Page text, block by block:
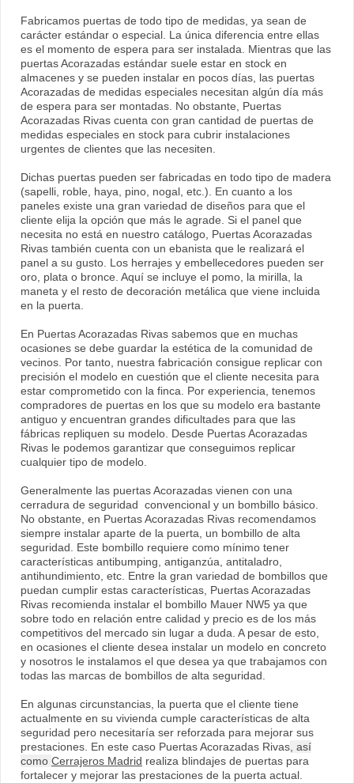
Fabricamos puertas de todo tipo de medidas, ya sean de
carácter estándar o especial. La única diferencia entre ellas
es el momento de espera para ser instalada. Mientras que las
puertas Acorazadas estándar suele estar en stock en
almacenes y se pueden instalar en pocos días, las puertas
Acorazadas de medidas especiales necesitan algún día más
de espera para ser montadas. No obstante, Puertas
Acorazadas Rivas cuenta con gran cantidad de puertas de
medidas especiales en stock para cubrir instalaciones
urgentes de clientes que las necesiten.
Dichas puertas pueden ser fabricadas en todo tipo de madera
(sapelli, roble, haya, pino, nogal, etc.). En cuanto a los
paneles existe una gran variedad de diseños para que el
cliente elija la opción que más le agrade. Si el panel que
necesita no está en nuestro catálogo, Puertas Acorazadas
Rivas también cuenta con un ebanista que le realizará el
panel a su gusto. Los herrajes y embellecedores pueden ser
oro, plata o bronce. Aquí se incluye el pomo, la mirilla, la
maneta y el resto de decoración metálica que viene incluida
en la puerta.
En Puertas Acorazadas Rivas sabemos que en muchas
ocasiones se debe guardar la estética de la comunidad de
vecinos. Por tanto, nuestra fabricación consigue replicar con
precisión el modelo en cuestión que el cliente necesita para
estar comprometido con la finca. Por experiencia, tenemos
compradores de puertas en los que su modelo era bastante
antiguo y encuentran grandes dificultades para que las
fábricas repliquen su modelo. Desde Puertas Acorazadas
Rivas le podemos garantizar que conseguimos replicar
cualquier tipo de modelo.
Generalmente las puertas Acorazadas vienen con una
cerradura de seguridad convencional y un bombillo básico.
No obstante, en Puertas Acorazadas Rivas recomendamos
siempre instalar aparte de la puerta, un bombillo de alta
seguridad. Este bombillo requiere como mínimo tener
características antibumping, antiganzúa, antitaladro,
antihundimiento, etc. Entre la gran variedad de bombillos que
puedan cumplir estas características, Puertas Acorazadas
Rivas recomienda instalar el bombillo Mauer NW5 ya que
sobre todo en relación entre calidad y precio es de los más
competitivos del mercado sin lugar a duda. A pesar de esto,
en ocasiones el cliente desea instalar un modelo en concreto
y nosotros le instalamos el que desea ya que trabajamos con
todas las marcas de bombillos de alta seguridad.
En algunas circunstancias, la puerta que el cliente tiene
actualmente en su vivienda cumple características de alta
seguridad pero necesitaría ser reforzada para mejorar sus
prestaciones. En este caso Puertas Acorazadas Rivas, así
como Cerrajeros Madrid realiza blindajes de puertas para
fortalecer y mejorar las prestaciones de la puerta actual.